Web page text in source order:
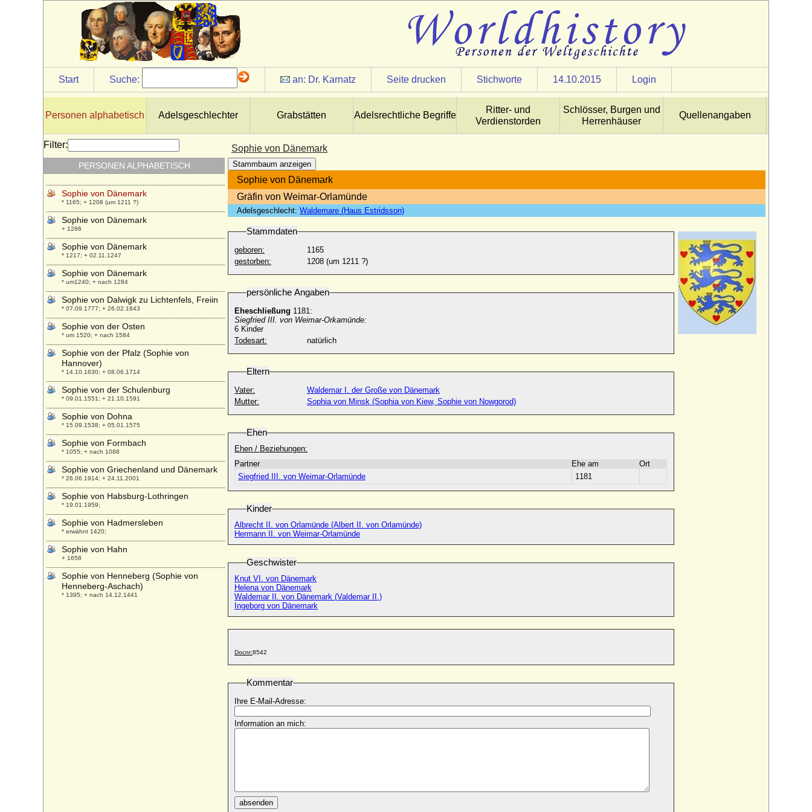
Start Suche: an: Dr. Karnatz Seite drucken Stichworte 14.10.2015 Login
Personen alphabetisch Adelsgeschlechter Grabstätten Adelsrechtliche Begriffe
Ritter- und
Verdienstorden
Schlösser, Burgen und
Herrenhäuser
Quellenangaben
Sophie von Dänemark
Stammbaum anzeigen
Sophie von Dänemark
Gräfin von Weimar-Orlamünde
Adelsgeschlecht: Waldemare (Haus Estridsson)
Stammdaten
geboren:
1165
gestorben:
1208 (um 1211 ?)
persönliche Angaben
Eheschließung 1181:
Siegfried III. von Weimar-Orkamünde:
6 Kinder
Todesart:
natürlich
Eltern
Vater:
Waldemar I. der Große von Dänemark
Mutter:
Sophia von Minsk (Sophia von Kiew, Sophie von Nowgorod)
Ehen
Ehen / Beziehungen:
Partner
Ehe am
Ort
Siegfried III. von Weimar-Orlamünde
1181
Kinder
Albrecht II. von Orlamünde (Albert II. von Orlamünde)
Hermann II. von Weimar-Orlamünde
Geschwister
Knut VI. von Dänemark
Helena von Dänemark
Waldemar II. von Dänemark (Valdemar II.)
Ingeborg von Dänemark
Docnr:8542
Kommentar
Ihre E-Mail-Adresse:
Information an mich:
absenden
Filter:
PERSONEN ALPHABETISCH
Sophie von Brandenburg
Sophie von Brandenburg
* 14.12.1541; + 27.06.1564
Sophie von Brandenburg-Ansbach
* 10.03.1485; + 24.05.1537
Sophie von Brandenburg-Ansbach
Sophie von Braunschweig-Lüneburg
* 18.06.1541; + 17.01.1631
Sophie von Bülow
* unbekannt; + 21.03.1574
Sophie von Cramm
* nicht überliefert; + nicht überliefert
Sophie von Dänemark
* 1165; + 1208 (um 1211 ?)
Sophie von Dänemark
+ 1286
Sophie von Dänemark
* 1217; + 02.11.1247
Sophie von Dänemark
* um1240; + nach 1284
Sophie von Dalwigk zu Lichtenfels, Freiin
* 07.09.1777; + 26.02.1843
Sophie von der Osten
* um 1520; + nach 1584
Sophie von der Pfalz (Sophie von
Hannover)
* 14.10.1630; + 08.06.1714
Sophie von der Schulenburg
* 09.01.1551; + 21.10.1591
Sophie von Dohna
* 15.09.1538; + 05.01.1575
Sophie von Formbach
* 1055; + nach 1088
Sophie von Griechenland und Dänemark
* 26.06.1914; + 24.11.2001
Sophie von Habsburg-Lothringen
* 19.01.1959;
Sophie von Hadmersleben
* erwähnt 1420;
Sophie von Hahn
+ 1658
Sophie von Henneberg (Sophie von
Henneberg-Aschach)
* 1395; + nach 14.12.1441